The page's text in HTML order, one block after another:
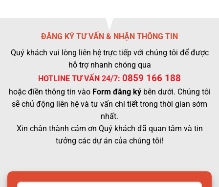
ĐĂNG KÝ TƯ VẤN & NHẬN THÔNG TIN
Quý khách vui lòng liên hệ trực tiếp với chúng tôi để được
hỗ trợ nhanh chóng qua
HOTLINE TƯ VẤN 24/7: 0859 166 188
hoặc điền thông tin vào Form đăng kýbên dưới. Chúng tôi
sẽ chủ động liên hệ và tư vấn chi tiết trong thời gian sớm
nhất.
Xin chân thành cảm ơn Quý khách đã quan tâm và tin
tưởng các dự án của chúng tôi!